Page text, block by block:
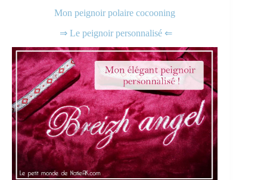
Mon peignoir polaire cocooning
⇒ Le peignoir personnalisé ⇐